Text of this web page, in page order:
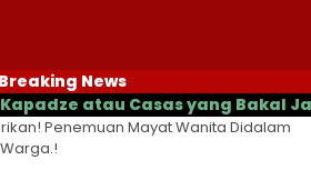
Breaking News
atau Casas yang Bakal Jadi
Penemuan Mayat Wanita Didalam